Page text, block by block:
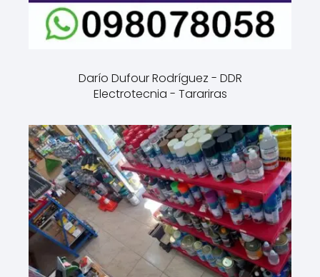
Darío Dufour Rodríguez - DDR
Electrotecnia - Tarariras